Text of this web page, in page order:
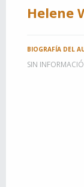
Helene
BIOGRAFÍA DEL
SIN